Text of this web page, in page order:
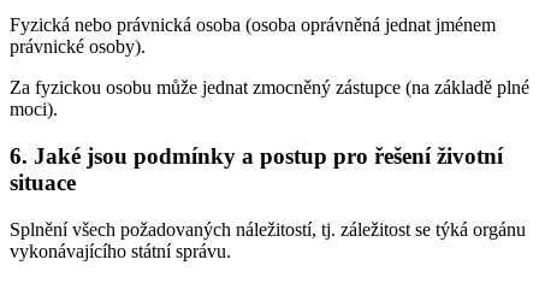
Fyzická nebo právnická osoba (osoba oprávněná jednat jménem
právnické osoby).
Za fyzickou osobu může jednat zmocněný zástupce (na základě plné
moci).
6. Jaké jsou podmínky a postup pro řešení životní
situace
Splnění všech požadovaných náležitostí, tj. záležitost se týká orgánu
vykonávajícího státní správu.